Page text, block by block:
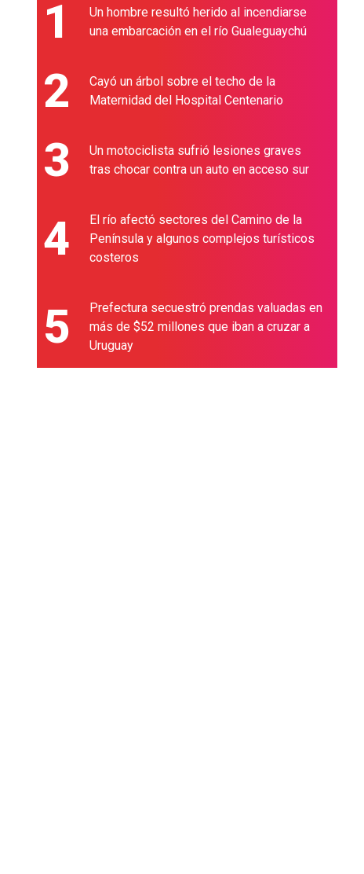
1
Un hombre resultó herido al incendiarse
una embarcación en el río Gualeguaychú
2
Cayó un árbol sobre el techo de la
Maternidad del Hospital Centenario
3
Un motociclista sufrió lesiones graves
tras chocar contra un auto en acceso sur
4
El río afectó sectores del Camino de la
Península y algunos complejos turísticos
costeros
5
Prefectura secuestró prendas valuadas en
más de $52 millones que iban a cruzar a
Uruguay